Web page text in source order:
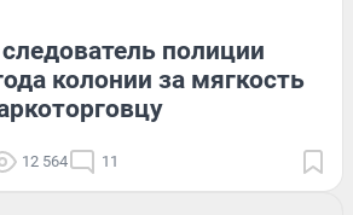
полиции
колонии за мягкость
12 564 11